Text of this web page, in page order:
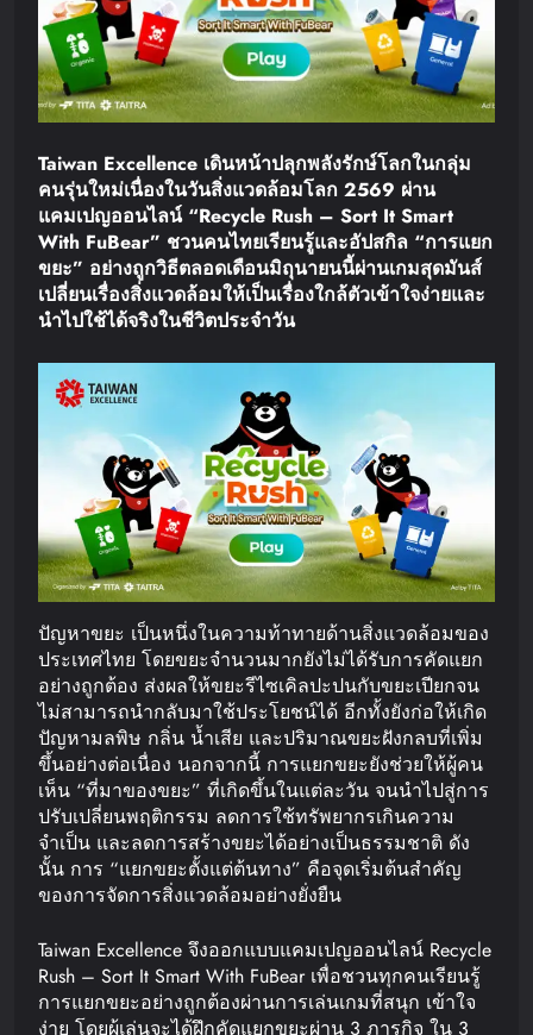
Taiwan Excellence เดินหน้าปลุกพลังรักษ์โลกในกลุ่ม
คนรุ่นใหม่เนื่องในวันสิ่งแวดล้อมโลก 2569 ผ่าน
แคมเปญออนไลน์ “Recycle Rush – Sort It Smart
With FuBear” ชวนคนไทยเรียนรู้และอัปสกิล “การแยก
ขยะ” อย่างถูกวิธีตลอดเดือนมิถุนายนนี้ผ่านเกมสุดมันส์
เปลี่ยนเรื่องสิ่งแวดล้อมให้เป็นเรื่องใกล้ตัวเข้าใจง่ายและ
นำไปใช้ได้จริงในชีวิตประจำวัน
ปัญหาขยะ เป็นหนึ่งในความท้าทายด้านสิ่งแวดล้อมของ
ประเทศไทย โดยขยะจำนวนมากยังไม่ได้รับการคัดแยก
อย่างถูกต้อง ส่งผลให้ขยะรีไซเคิลปะปนกับขยะเปียกจน
ไม่สามารถนำกลับมาใช้ประโยชน์ได้ อีกทั้งยังก่อให้เกิด
ปัญหามลพิษ กลิ่น น้ำเสีย และปริมาณขยะฝังกลบที่เพิ่ม
ขึ้นอย่างต่อเนื่อง นอกจากนี้ การแยกขยะยังช่วยให้ผู้คน
เห็น “ที่มาของขยะ” ที่เกิดขึ้นในแต่ละวัน จนนำไปสู่การ
ปรับเปลี่ยนพฤติกรรม ลดการใช้ทรัพยากรเกินความ
จำเป็น และลดการสร้างขยะได้อย่างเป็นธรรมชาติ ดัง
นั้น การ “แยกขยะตั้งแต่ต้นทาง” คือจุดเริ่มต้นสำคัญ
ของการจัดการสิ่งแวดล้อมอย่างยั่งยืน
Taiwan Excellence จึงออกแบบแคมเปญออนไลน์ Recycle
Rush – Sort It Smart With FuBear เพื่อชวนทุกคนเรียนรู้
การแยกขยะอย่างถูกต้องผ่านการเล่นเกมที่สนุก เข้าใจ
ง่าย โดยผู้เล่นจะได้ฝึกคัดแยกขยะผ่าน 3 ภารกิจ ใน 3